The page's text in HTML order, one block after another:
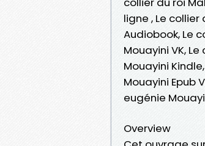
ligne , Le
Audiobook, Le
Mouayini VK,
Mouayini
Mouayini Epub
eugénie
Overview